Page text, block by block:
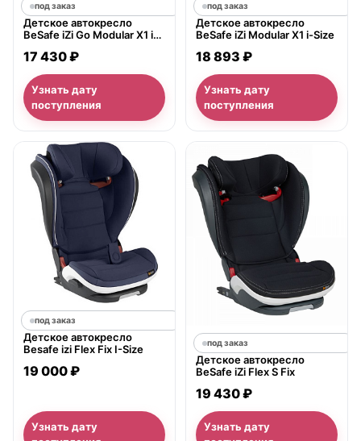
под заказ
Детское автокресло
BeSafe iZi Go Modular X1 i-
17 430 ₽
Узнать дату
поступления
под заказ
Детское автокресло
BeSafe iZi Modular X1 i-Size
18 893 ₽
Узнать дату
поступления
под заказ
Детское автокресло
Besafe izi Flex Fix I-Size
19 000 ₽
Узнать дату
под заказ
Детское автокресло
BeSafe iZi Flex S Fix
19 430 ₽
Узнать дату